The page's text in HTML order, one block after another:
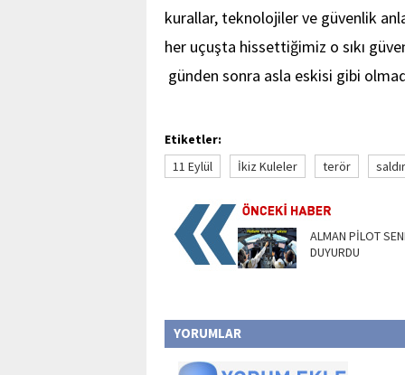
kurallar, teknolojiler ve güvenlik
her uçuşta hissettiğimiz o sıkı
günden sonra asla eskisi gibi
Etiketler:
11 Eylül
İkiz Kuleler terör
ALMAN PİLOT
DUYURDU
YORUMLAR